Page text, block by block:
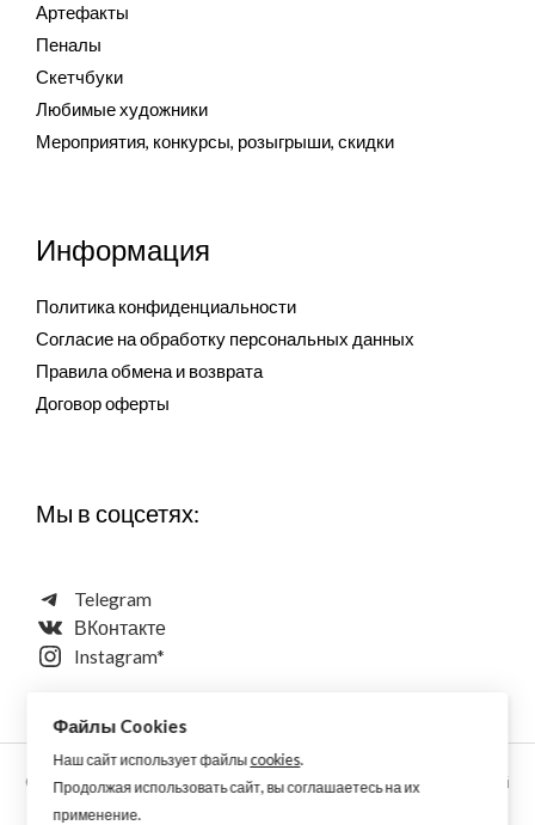
Артефакты
Пеналы
Скетчбуки
Любимые художники
Мероприятия, конкурсы, розыгрыши, скидки
Информация
Политика конфиденциальности
Согласие на обработку персональных данных
Правила обмена и возврата
Договор оферты
Мы в соцсетях:
Telegram
ВКонтакте
Instagram*
Copyright © 2026 Aquarellewings - уникальная акварель ручной
работы по старинным технологиям из растительных,
Файлы Cookies
Наш сайт использует файлы cookies.
Продолжая использовать сайт, вы соглашаетесь на их
применение.